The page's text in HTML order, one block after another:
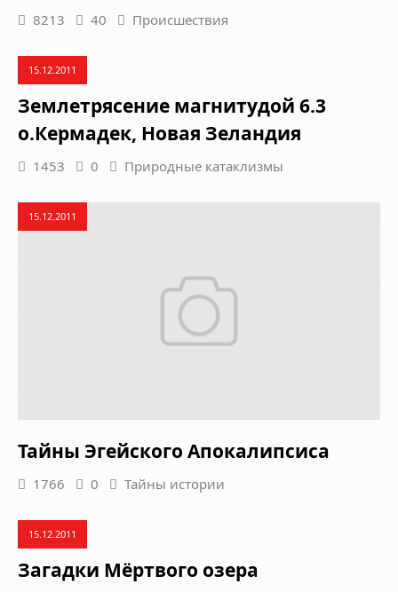
8213 40 Происшествия
15.12.2011
Землетрясение магнитудой 6.3
о.Кермадек, Новая Зеландия
1453 0 Природные катаклизмы
15.12.2011
Тайны Эгейского Апокалипсиса
1766 0 Тайны истории
15.12.2011
Загадки Мёртвого озера